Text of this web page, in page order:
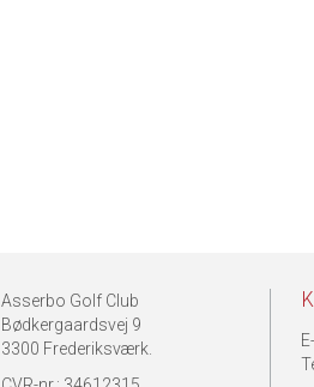
Asserbo Golf Club
Bødkergaardsvej 9
3300 Frederiksværk.